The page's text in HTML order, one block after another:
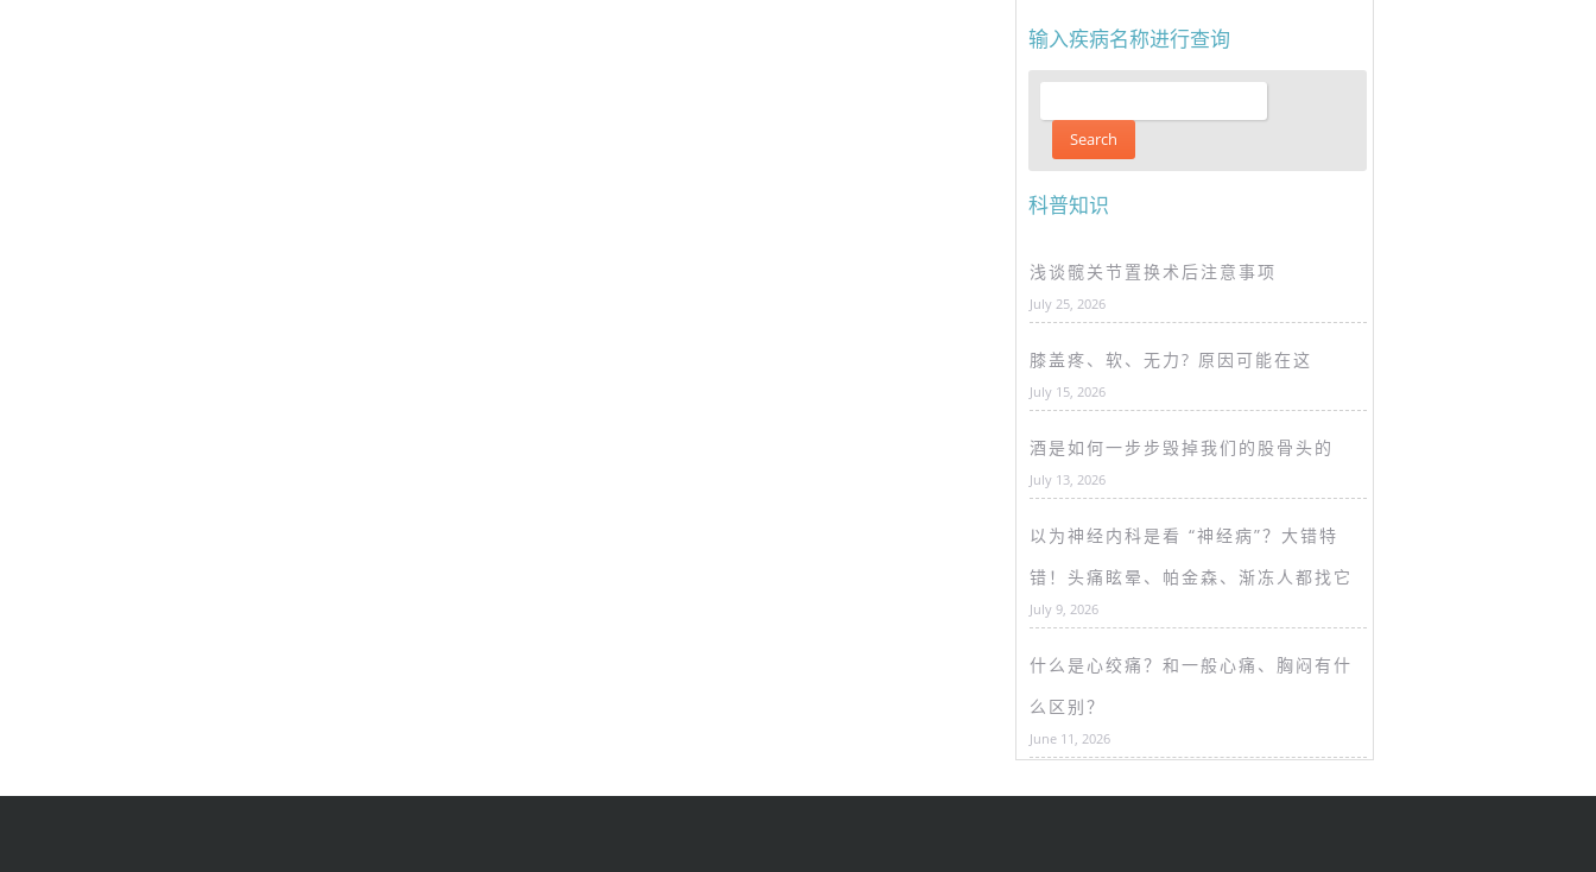
输入疾病名称进行查询
科普知识
浅谈髋关节置换术后注意事项
July 25, 2026
膝盖疼、软、无力? 原因可能在这
July 15, 2026
酒是如何一步步毁掉我们的股骨头的
July 13, 2026
以为神经内科是看 “神经病”？大错特
错！头痛眩晕、帕金森、渐冻人都找它
July 9, 2026
什么是心绞痛？和一般心痛、胸闷有什
么区别？
June 11, 2026